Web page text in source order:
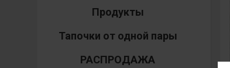
Продукты
Тапочки от одной пары
РАСПРОДАЖА